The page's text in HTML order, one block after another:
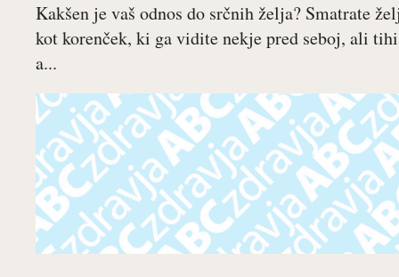
Kakšen je vaš odnos do srčnih želja? Smatrate
kot korenček, ki ga vidite nekje pred seboj, ali
a...